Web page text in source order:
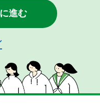
進む